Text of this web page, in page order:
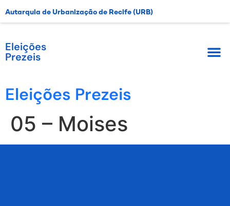
Autarquia de Urbanização de Recife (URB)
Eleições
Prezeis
Eleições Prezeis
05 – Moises